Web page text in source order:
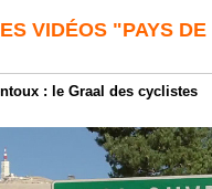
VIDÉOS "PAYS
: le Graal des cyclistes